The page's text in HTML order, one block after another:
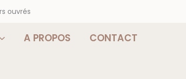
ouvrés
A PROPOS
CONTACT